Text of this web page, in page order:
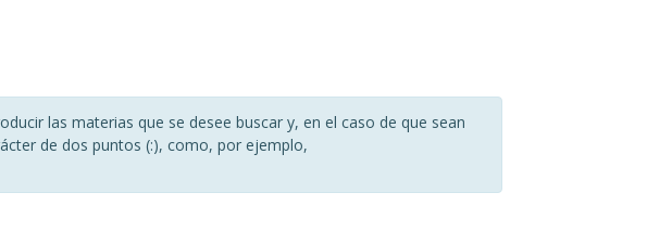
las materias que se desee buscar y, en el caso de que sean
de dos puntos (:), como, por ejemplo,